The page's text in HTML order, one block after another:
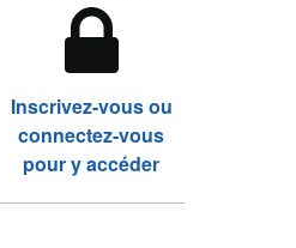
Inscrivez-vous ou
connectez-vous
pour y accéder